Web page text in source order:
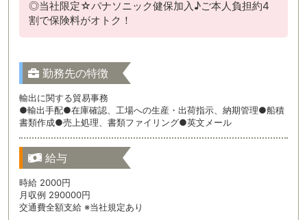
◎当社限定☆パナソニック健保加入♪ご本人負担約4
割で保険料がオトク！
勤務先の特徴
輸出に関する貿易事務
●輸出手配●在庫確認、工場への生産・出荷指示、納期管理●船積
書類作成●売上処理、書類ファイリング●英文メール
給与
時給 2000円
月収例 290000円
交通費全額支給 ※当社規定あり